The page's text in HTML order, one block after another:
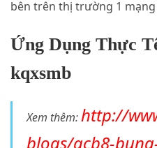
bên trên thị trường 1
Ứng Dụng Thực
kqxsmb
Xem thêm:http://
blogs/acb8-